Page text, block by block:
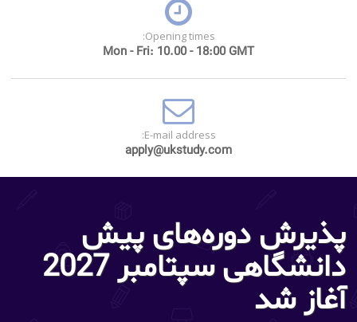
Opening times:
Mon - Fri: 10.00 - 18:00 GMT
E-mail address:
apply@ukstudy.com
پذیرش دوره‌های پیش
دانشگاهی سپتامبر 2027
آغاز شد